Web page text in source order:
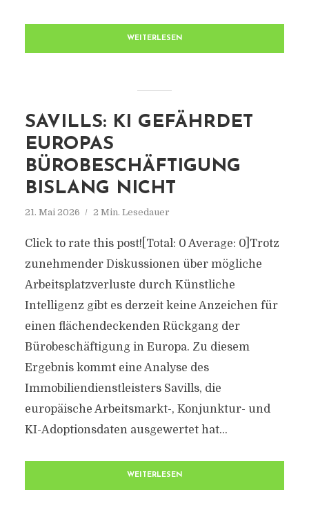
WEITERLESEN
SAVILLS: KI GEFÄHRDET
EUROPAS
BÜROBESCHÄFTIGUNG
BISLANG NICHT
21. Mai 2026 2 Min. Lesedauer
Click to rate this post![Total: 0 Average: 0]Trotz
zunehmender Diskussionen über mögliche
Arbeitsplatzverluste durch Künstliche
Intelligenz gibt es derzeit keine Anzeichen für
einen flächendeckenden Rückgang der
Bürobeschäftigung in Europa. Zu diesem
Ergebnis kommt eine Analyse des
Immobiliendienstleisters Savills, die
europäische Arbeitsmarkt-, Konjunktur- und
KI-Adoptionsdaten ausgewertet hat...
WEITERLESEN